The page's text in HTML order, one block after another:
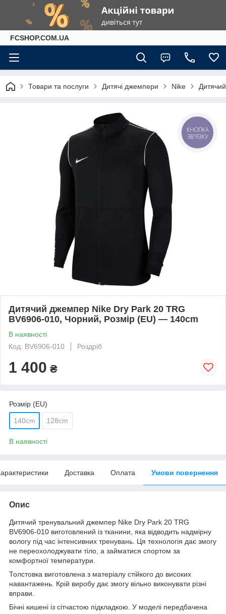
FCSHOP.COM.UA
Товари та послуги Дитячі джемпери Nike
Дитячий джемпер Nike Dry Park 20 TRG
BV6906-010, Чорний, Розмір (EU) — 140cm
В наявності
Код: BV6906-010
Роздріб
1 400 ₴
Розмір (EU)
140cm 128cm
В наявності
Доставка Оплата Умови повернення
Опис
Дитячий тренувальний джемпер Nike Dry Park 20 TRG
BV6906-010 виготовлений із тканини, яка відводить надмірну
вологу під час інтенсивних тренувань. Ця технологія дає змогу
не переохолоджувати тіло, а займатися спортом за
комфортної температури.
Толстовка виготовлена з матеріалу стійкого до високих
навантажень. Крій виробу дає змогу вільно виконувати різні
вправи.
Бічні кишені із сітчастою підкладкою. У моделі передбачена
КНОПКА
ЗВ'ЯЗКУ